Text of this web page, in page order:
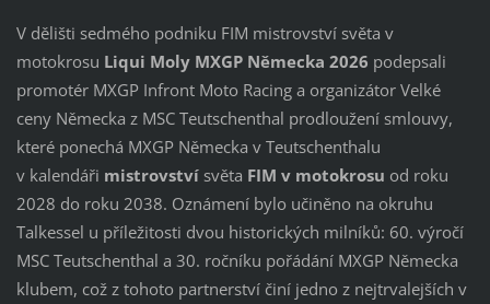
V dělišti sedmého podniku FIM mistrovství světa v
motokrosu Liqui Moly MXGP Německa 2026 podepsali
promotér MXGP Infront Moto Racing a organizátor Velké
ceny Německa z MSC Teutschenthal prodloužení smlouvy,
které ponechá MXGP Německa v Teutschenthalu
v kalendáři mistrovstvísvěta FIM v motokrosu od roku
2028 do roku 2038. Oznámení bylo učiněno na okruhu
Talkessel u příležitosti dvou historických milníků: 60. výročí
MSC Teutschenthal a 30. ročníku pořádání MXGP Německa
klubem, což z tohoto partnerství činí jedno z nejtrvalejších v